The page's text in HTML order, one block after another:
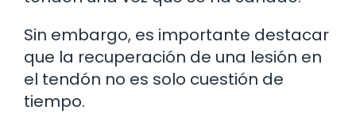
Sin embargo, es importante destacar
que la recuperación de una lesión en
el tendón no es solo cuestión de
tiempo.